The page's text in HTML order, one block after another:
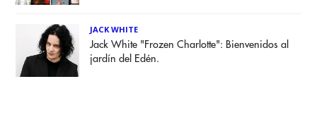
JACK WHITE
Jack White "Frozen Charlotte": Bienvenidos al
jardín del Edén.